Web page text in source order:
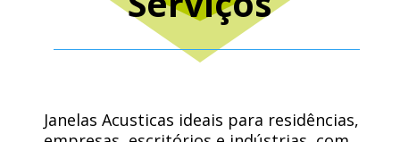
Janelas Acusticas ideais para residências,